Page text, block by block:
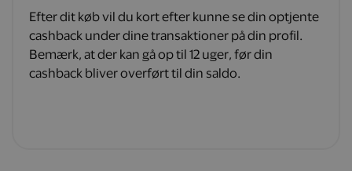
Efter dit køb vil du kort efter kunne se din optjente
cashback under dine transaktioner på din profil.
Bemærk, at der kan gå op til 12 uger, før din
cashback bliver overført til din saldo.